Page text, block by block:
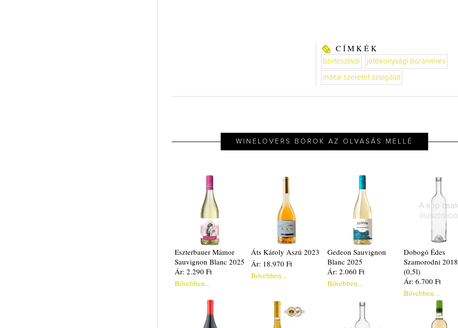
CÍMKÉK
borfesztivál jótékonysági borárverés
máltai szeretet szolgálat
WINELOVERS BOROK AZ OLVASÁS MELLÉ
Eszterbauer Mámor
Sauvignon Blanc 2025
Ár: 2.290 Ft
Bővebben...
Áts Károly Aszú 2023
Ár: 18.970 Ft
Bővebben...
Gedeon Sauvignon
Blanc 2025
Ár: 2.060 Ft
Bővebben...
Dobogó Édes
Szamorodni 2018
(0,5l)
Ár: 6.700 Ft
Bővebben...